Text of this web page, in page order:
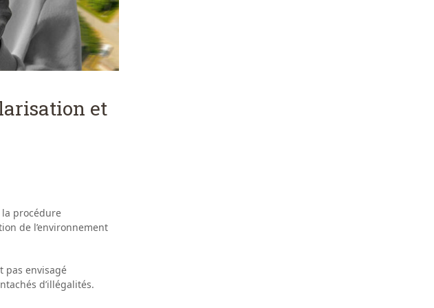
et
procédure
de l’environnement
pas envisagé
d’illégalités.